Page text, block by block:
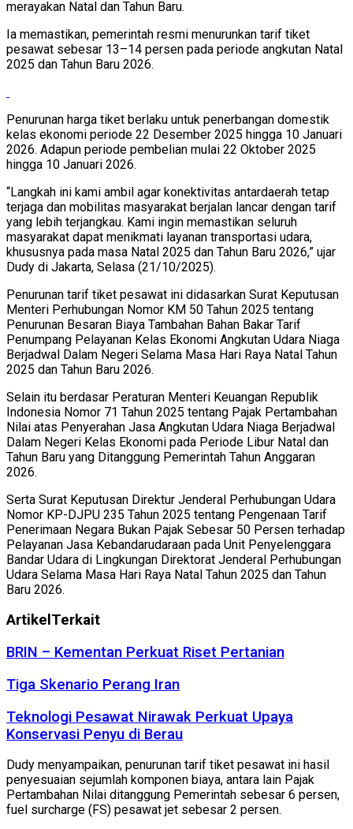
merayakan Natal dan Tahun Baru.
Ia memastikan, pemerintah resmi menurunkan tarif tiket
pesawat sebesar 13–14 persen pada periode angkutan Natal
2025 dan Tahun Baru 2026.
Penurunan harga tiket berlaku untuk penerbangan domestik
kelas ekonomi periode 22 Desember 2025 hingga 10 Januari
2026. Adapun periode pembelian mulai 22 Oktober 2025
hingga 10 Januari 2026.
“Langkah ini kami ambil agar konektivitas antardaerah tetap
terjaga dan mobilitas masyarakat berjalan lancar dengan tarif
yang lebih terjangkau. Kami ingin memastikan seluruh
masyarakat dapat menikmati layanan transportasi udara,
khususnya pada masa Natal 2025 dan Tahun Baru 2026,” ujar
Dudy di Jakarta, Selasa (21/10/2025).
Penurunan tarif tiket pesawat ini didasarkan Surat Keputusan
Menteri Perhubungan Nomor KM 50 Tahun 2025 tentang
Penurunan Besaran Biaya Tambahan Bahan Bakar Tarif
Penumpang Pelayanan Kelas Ekonomi Angkutan Udara Niaga
Berjadwal Dalam Negeri Selama Masa Hari Raya Natal Tahun
2025 dan Tahun Baru 2026.
Selain itu berdasar Peraturan Menteri Keuangan Republik
Indonesia Nomor 71 Tahun 2025 tentang Pajak Pertambahan
Nilai atas Penyerahan Jasa Angkutan Udara Niaga Berjadwal
Dalam Negeri Kelas Ekonomi pada Periode Libur Natal dan
Tahun Baru yang Ditanggung Pemerintah Tahun Anggaran
2026.
Serta Surat Keputusan Direktur Jenderal Perhubungan Udara
Nomor KP-DJPU 235 Tahun 2025 tentang Pengenaan Tarif
Penerimaan Negara Bukan Pajak Sebesar 50 Persen terhadap
Pelayanan Jasa Kebandarudaraan pada Unit Penyelenggara
Bandar Udara di Lingkungan Direktorat Jenderal Perhubungan
Udara Selama Masa Hari Raya Natal Tahun 2025 dan Tahun
Baru 2026.
Artikel Terkait
BRIN – Kementan Perkuat Riset Pertanian
Tiga Skenario Perang Iran
Teknologi Pesawat Nirawak Perkuat Upaya
Konservasi Penyu di Berau
Dudy menyampaikan, penurunan tarif tiket pesawat ini hasil
penyesuaian sejumlah komponen biaya, antara lain Pajak
Pertambahan Nilai ditanggung Pemerintah sebesar 6 persen,
fuel surcharge (FS) pesawat jet sebesar 2 persen.